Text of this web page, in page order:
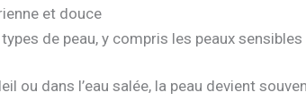
et douce
de peau, y compris les peaux sensibles
ou dans l’eau salée, la peau devient